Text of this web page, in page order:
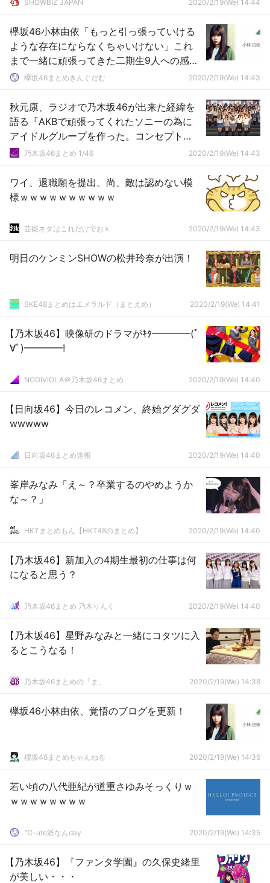
SHOWBIZ JAPAN 2020/2/19(We) 14:44
欅坂46小林由依「もっと引っ張っていける
ような存在にならなくちゃいけない」これ
まで一緒に頑張ってきた二期生9人への感謝
と共に新メンバー6名を加えた新体制への思
欅坂46まとめきんぐだむ 2020/2/19(We) 14:43
秋元康、ラジオで乃木坂46が出来た経緯を
語る『AKBで頑張ってくれたソニーの為に
アイドルグループを作った。コンセプト
は“AKBの公式ライバル”だけ・・・』
乃木坂46まとめ 1/46 2020/2/19(We) 14:43
ワイ、退職願を提出。尚、敵は認めない模
様ｗｗｗｗｗｗｗｗｗｗ
芸能ネタはこれだけでおｋ 2020/2/19(We) 14:43
明日のケンミンSHOWの松井玲奈が出演！
SKE48まとめはエメラルド（まとえめ） 2020/2/19(We) 14:41
【乃木坂46】映像研のドラマがｷﾀ━━━━(ﾟ
∀ﾟ)━━━━!
NOGIVIOLA＠乃木坂46まとめ 2020/2/19(We) 14:40
【日向坂46】今日のレコメン、終始グダグダ
wwwww
日向坂46まとめ速報 2020/2/19(We) 14:40
峯岸みなみ「え～？卒業するのやめようか
な～？」
HKTまとめもん【HKT48のまとめ】 2020/2/19(We) 14:40
【乃木坂46】新加入の4期生最初の仕事は何
になると思う？
乃木坂46まとめ 乃木りんく 2020/2/19(We) 14:40
【乃木坂46】星野みなみと一緒にコタツに入
るとこうなる！
乃木坂46まとめの「ま」 2020/2/19(We) 14:38
欅坂46小林由依、覚悟のブログを更新！
櫻坂46まとめちゃんねる 2020/2/19(We) 14:36
若い頃の八代亜紀が道重さゆみそっくりｗ
ｗｗｗｗｗｗｗｗ
℃-ute派なんday 2020/2/19(We) 14:35
【乃木坂46】『ファンタ学園』の久保史緒里
が美しい・・・